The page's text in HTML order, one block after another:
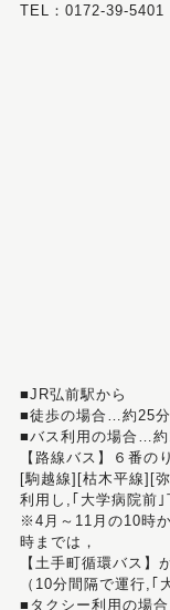
TEL：0172-39-
■JR弘前駅から
■徒歩の場合…約25分
■バス利用の場合…約
【路線バス】６番の
[駒越線][枯木平線][
利用し,｢大学病院前｣
※4月～11月の10時
時までは，
【土手町循環バス】
（10分間隔で運行,｢
■タクシー利用の場